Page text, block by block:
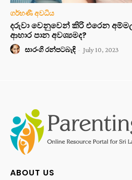
ගර්භණී අවධිය
දරුවා වෙනුවෙන් කිරි එරෙන
ආහාර පාන අවශ්‍යමද?
සාරංගි රන්පටබැඳි - July 10, 2023
ABOUT US